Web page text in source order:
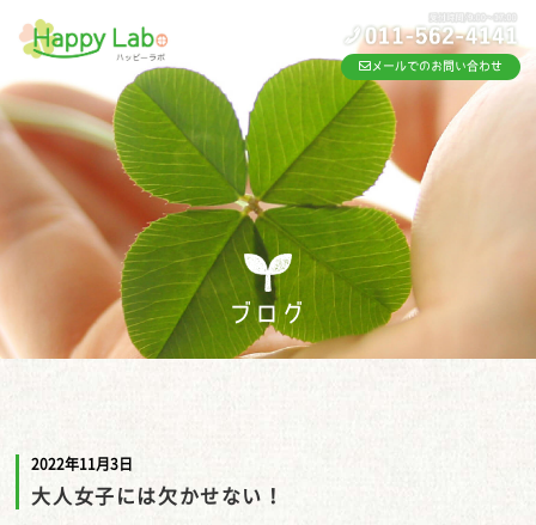
メールでのお問い合わせ
ブログ
2022年11月3日
大人女子には欠かせない！